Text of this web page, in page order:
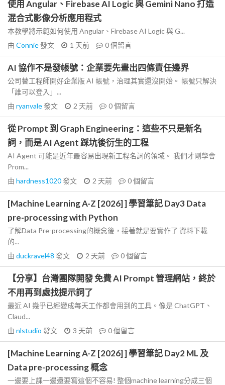
使用 Angular、Firebase AI Logic 與 Gemini Nano 打造
混合式影像分析應用程式
本教學將示範如何使用 Angular、Firebase AI Logic 與 G...
由 Connie發文 1 天前 0個留言
AI 協作不是發帳號：企業要先畫出四條責任邊界
公司替工程師開好企業版 AI 帳號，治理其實還沒開始。 帳號只解決
「誰可以登入」...
由 ryanvale發文 2 天前 0個留言
從 Prompt 到 Graph Engineering：這些不只是新名
詞，而是 AI Agent 踩坑後衍生的工程
AI Agent 可能是近年最容易出現新工程名詞的領域。 我們才剛學會
Prom...
由 hardness1020發文 2 天前 0個留言
[Machine Learning A-Z [2026] ] 學習筆記 Day3 Data
pre-processing with Python
了解Data Pre-processing的概念後，接著就是要實作了 資料下載
的...
由 duckravel48 發文 2 天前 0個留言
【分享】台灣團隊開發 免費 AI Prompt 管理網站，終於
不用再到處找提示詞了
最近 AI 幾乎已經變成每天工作都會用到的工具。像是 ChatGPT、
Claud...
由 nlstudio 發文 3 天前 0個留言
[Machine Learning A-Z [2026] ] 學習筆記 Day2 ML 及
Data pre-processing 概念
一邊要上課一邊還要寫這個不容易! 整個machine learning分成三個